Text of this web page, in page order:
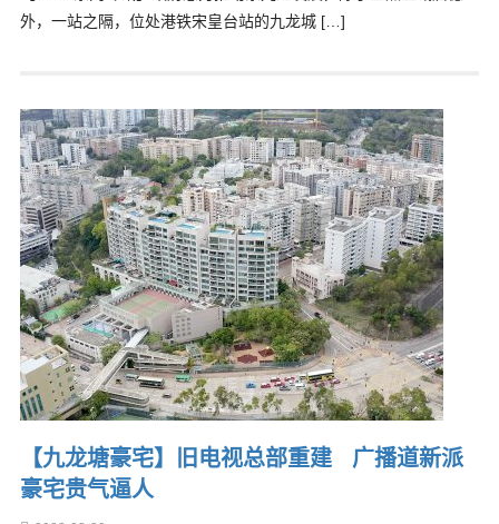
外，一站之隔，位处港铁宋皇台站的九龙城 […]
【九龙塘豪宅】旧电视总部重建 广播道新派
豪宅贵气逼人